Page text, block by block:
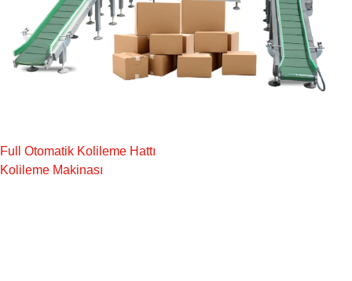
Full Otomatik Kolileme Hattı
Kolileme Makinası